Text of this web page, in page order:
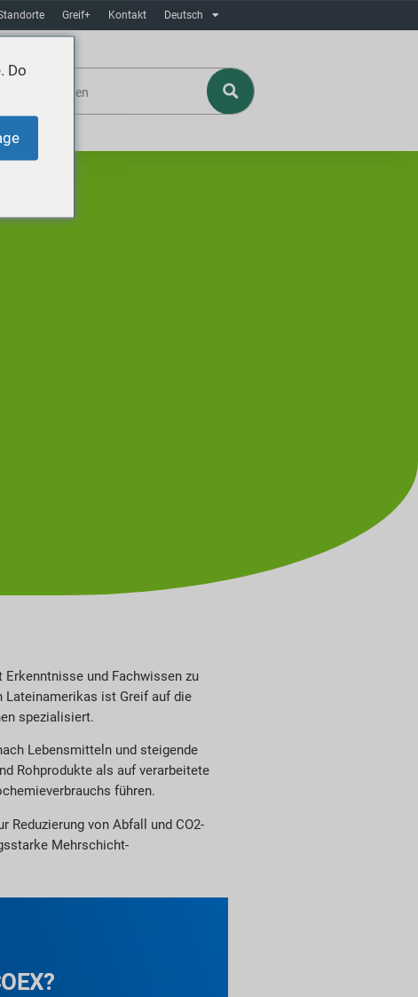
Greif+ Kontakt Deutsch
Erkenntnisse und Fachwissen zu
Lateinamerikas ist Greif auf die
spezialisiert.
Lebensmitteln und steigende
Rohprodukte als auf verarbeitete
führen.
von Abfall und CO2-
Mehrschicht-
Do